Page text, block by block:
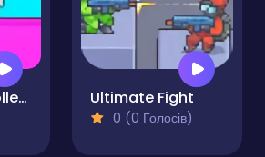
Obby Coin Collect Ultimate Fight
0 (0 Голосів)